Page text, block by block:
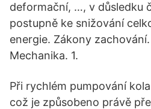
deformační, …, v důsledku
postupně ke snižování
energie. Zákony
Mechanika. 1.
Při rychlém pumpování
což je způsobeno právě